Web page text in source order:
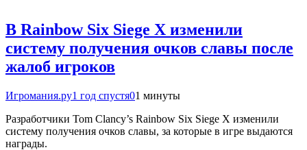
В Rainbow Six Siege X изменили
систему получения очков славы после
жалоб игроков
Игромания.ру1 год спустя01 минуты
Разработчики Tom Clancy’s Rainbow Six Siege X изменили
систему получения очков славы, за которые в игре выдаются
награды.